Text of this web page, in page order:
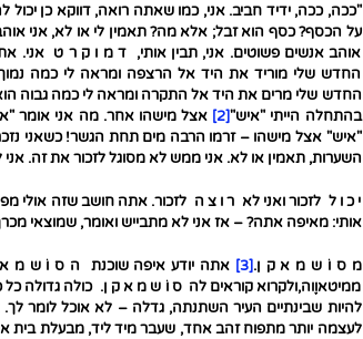
"ככה, ככה, ידיד חביב. אני, כמו שאתה רואה, דווקא כן
על הכסף? כסף הוא זבל; אלא מה? תאמין לי או לא, אני
אוהב אנשים פשוטים. אני, תבין אותי, ד מ ו ק ר ט אני.
החדש שלי מוריד את היד אל הרצפה ומראה לי כמה
החדש שלי מרים את היד אל התקרה ומראה לי כמה גבוה
בהתחלה הייתי "איש"[2]
אצל מישהו אחר. מה אני אומר
"איש" אצל מישהו – זרמו הרבה מים תחת הגשר! כשאני
השערות, תאמין או לא. אני ממש לא מסוגל לזכור את זה. אני
י כ ו ל לזכור ואני לא ר ו צ ה לזכור. אתה חושב שזה אולי
אותי: מאיפה אתה? – אז אני לא מתבייש ואומר, שמוצאי
מ ס וֹ ש מ א ק ן.[3]
אתה יודע איפה שוכנת ה ס וֹ ש מ א
ממיטאוֶוה,ולקרוא קוראים לה ס וֹ ש מ א ק ן. כולה גדולה כל
להיות שבינתיים העיר השתנתה, גדלה – לא אוכל לומר
לעצמה יותר מתפוח זהב אחד, שעבר מיד ליד, מבעלת